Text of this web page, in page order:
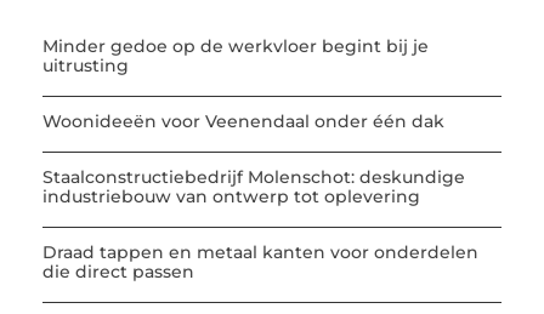
Minder gedoe op de werkvloer begint bij je
uitrusting
Woonideeën voor Veenendaal onder één dak
Staalconstructiebedrijf Molenschot: deskundige
industriebouw van ontwerp tot oplevering
Draad tappen en metaal kanten voor onderdelen
die direct passen